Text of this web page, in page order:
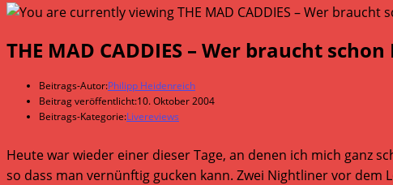
THE MAD CADDIES – Wer braucht
Beitrags-Autor:Philipp Heidenreich
Beitrag veröffentlicht:10. Oktober 2004
Beitrags-Kategorie:Livereviews
Heute war wieder einer dieser Tage, an denen ich mich ganz
so dass man vernünftig gucken kann. Zwei Nightliner vor dem